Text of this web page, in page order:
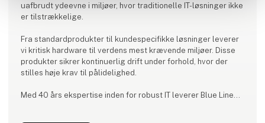
uafbrudt ydeevne i miljøer, hvor traditionelle IT-løsninger ikke
er tilstrækkelige.
Fra standardprodukter til kundespecifikke løsninger leverer
vi kritisk hardware til verdens mest krævende miljøer. Disse
produkter sikrer kontinuerlig drift under forhold, hvor der
stilles høje krav til pålidelighed.
Med 40 års ekspertise inden for robust IT leverer Blue Lines